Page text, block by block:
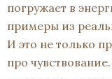
погружает в
примеры из
И это не только
про